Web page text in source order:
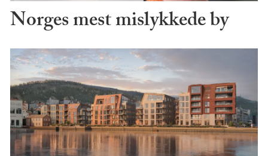
Norges mest mislykkede by